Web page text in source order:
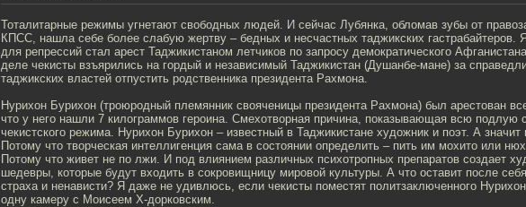
Тоталитарные режимы угнетают свободных людей. И сейчас Лубянка, обломав зубы от
КПСС, нашла себе более слабую жертву – бедных и несчастных таджикских гастрабайтеров.
для репрессий стал арест Таджикистаном летчиков по запросу демократического
деле чекисты взъярились на гордый и независимый Таджикистан (Душанбе-мане) за
таджикских властей отпустить родственника президента Рахмона.
Нурихон Бурихон (троюродный племянник свояченицы президента Рахмона) был арестован
что у него нашли 7 килограммов героина. Смехотворная причина, показывающая всю подлую
чекистского режима. Нурихон Бурихон – известный в Таджикистане художник и поэт. А значит
Потому что творческая интеллигенция сама в состоянии определить – пить им мохито или
Потому что живет не по лжи. И под влиянием различных психотропных препаратов создает
шедевры, которые будут входить в сокровищницу мировой культуры. А что оставит после
страха и ненависти? Я даже не удивлюсь, если чекисты поместят политзаключенного
одну камеру с Моисеем Х-дорковским.